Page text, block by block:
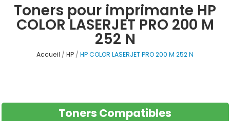
Toners pour imprimante HP
COLOR LASERJET PRO 200 M
252 N
Accueil HP HP COLOR LASERJET PRO 200 M 252 N
Toners Compatibles